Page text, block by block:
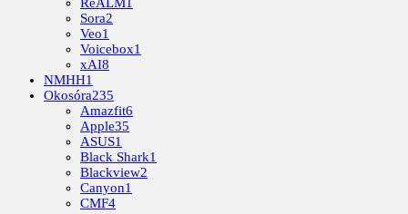
Sora2
Veo1
Voicebox1
xAI8
NMHH1
Okosóra235
Amazfit6
Apple35
ASUS1
Black Shark1
Blackview2
Canyon1
CMF4